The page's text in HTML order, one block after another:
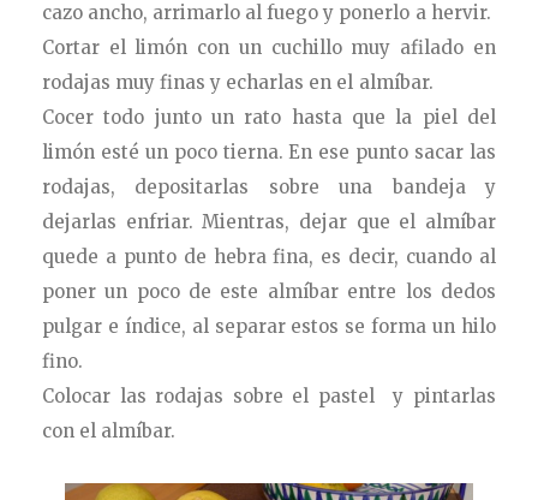
cazo ancho, arrimarlo al fuego y ponerlo a hervir.
Cortar el limón con un cuchillo muy afilado en
rodajas muy finas y echarlas en el almíbar.
Cocer todo junto un rato hasta que la piel del
limón esté un poco tierna. En ese punto sacar las
rodajas, depositarlas sobre una bandeja y
dejarlas enfriar. Mientras, dejar que el almíbar
quede a punto de hebra fina, es decir, cuando al
poner un poco de este almíbar entre los dedos
pulgar e índice, al separar estos se forma un hilo
fino.
Colocar las rodajas sobre el pastel y pintarlas
con el almíbar.